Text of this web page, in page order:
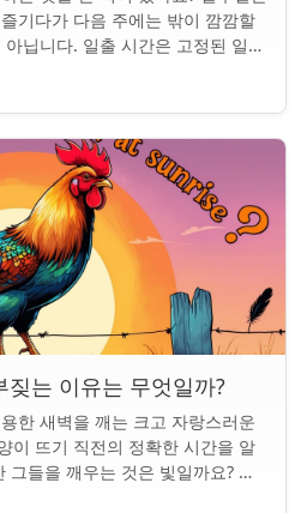
기다가 다음 주에는 밖이 깜깜할
닙니다. 일출 시간은 고정된 일정
는 이유는 무엇일까?
한 새벽을 깨는 크고 자랑스러운
이 뜨기 직전의 정확한 시간을 알
들을 깨우는 것은 빛일까요? 아